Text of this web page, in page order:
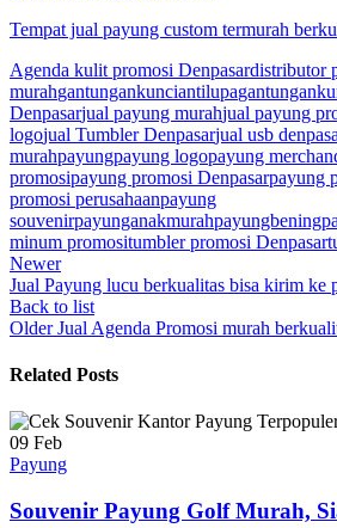
Tempat jual payung custom termurah
Agenda kulit promosi Denpasardistributor
murahgantungankunciantilupa
Denpasarjual payung murahjual payung
logojual Tumbler Denpasarjual usb
murahpayungpayung logopayung
promosipayung promosi Denpasarpayung
promosi perusahaanpayung
souvenirpayunganakmurahpayungbening
minum promositumbler promosi Denpasar
Newer
Jual Payung lucu berkualitas bisa kirim ke
Back to list
Older Jual Agenda Promosi murah
Related Posts
09 Feb
Payung
Souvenir Payung Golf Murah,